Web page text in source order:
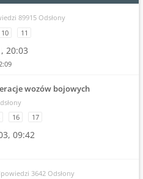
89915 Odsłony
10 11
20:03
wozów bojowych
16 17
09:42
3642 Odsłony